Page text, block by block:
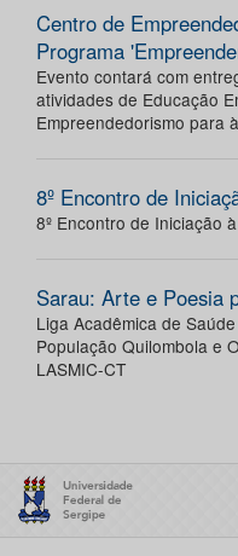
Centro de
Programa
Evento contará com
atividades de Educação
Empreendedorismo para
8º Encontro de
8º Encontro de Iniciação
Sarau: Arte e Poesia
Liga Acadêmica de
População Quilombola e
LASMIC-CT